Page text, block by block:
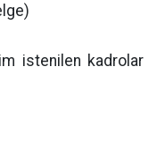
istenilen kadrolar